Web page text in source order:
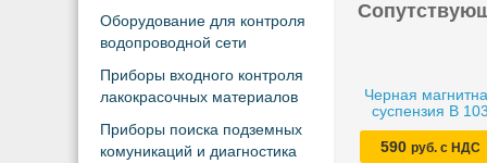
Оборудование для контроля
водопроводной сети
Приборы входного контроля
лакокрасочных материалов
Приборы поиска подземных
комуникаций и диагностика
Черная
суспензия B 103
590 руб. с НДС